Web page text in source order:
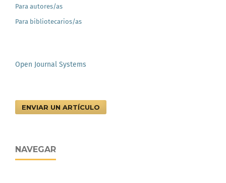
Para autores/as
Para bibliotecarios/as
Open Journal Systems
ENVIAR UN ARTÍCULO
NAVEGAR